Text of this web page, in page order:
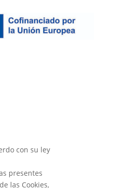
con su ley
presentes
las Cookies,